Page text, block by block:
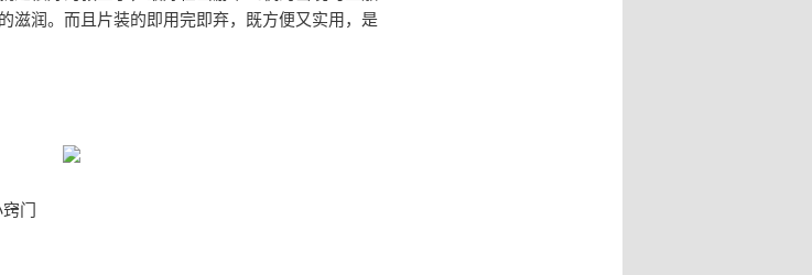
滋润。而且片装的即用完即弃，既方便又实用，是
门